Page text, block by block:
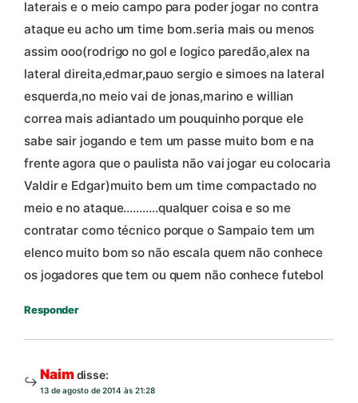
laterais e o meio campo para poder jogar no contra
ataque eu acho um time bom.seria mais ou menos
assim ooo(rodrigo no gol e logico paredão,alex na
lateral direita,edmar,pauo sergio e simoes na lateral
esquerda,no meio vai de jonas,marino e willian
correa mais adiantado um pouquinho porque ele
sabe sair jogando e tem um passe muito bom e na
frente agora que o paulista não vai jogar eu colocaria
Valdir e Edgar)muito bem um time compactado no
meio e no ataque………..qualquer coisa e so me
contratar como técnico porque o Sampaio tem um
elenco muito bom so não escala quem não conhece
os jogadores que tem ou quem não conhece futebol
Responder
Naimdisse:
13 de agosto de 2014 às 21:28